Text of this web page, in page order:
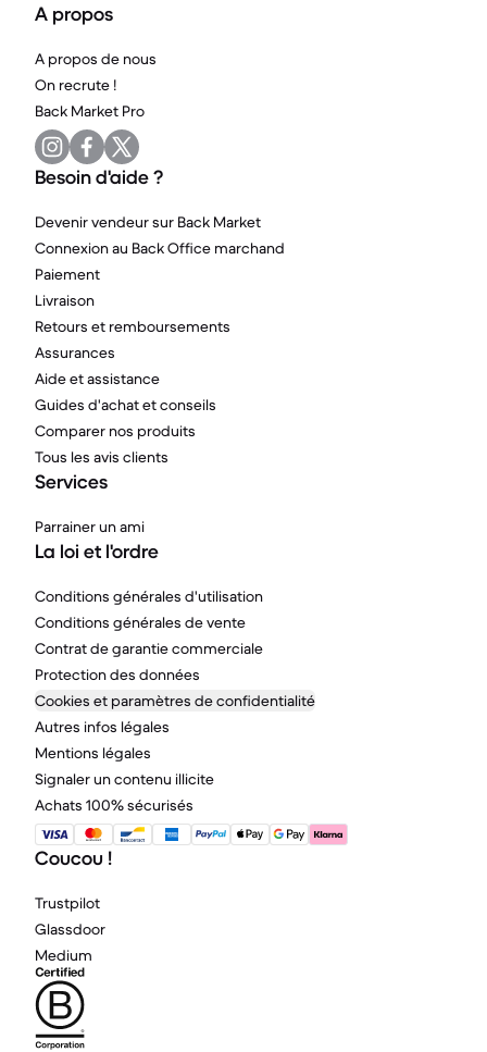
A propos
A propos de nous
On recrute !
Back Market Pro
Besoin d'aide ?
Devenir vendeur sur Back Market
Connexion au Back Office marchand
Paiement
Livraison
Retours et remboursements
Assurances
Aide et assistance
Guides d'achat et conseils
Comparer nos produits
Tous les avis clients
Services
Parrainer un ami
La loi et l'ordre
Conditions générales d'utilisation
Conditions générales de vente
Contrat de garantie commerciale
Protection des données
Cookies et paramètres de confidentialité
Autres infos légales
Mentions légales
Signaler un contenu illicite
Achats 100% sécurisés
Coucou !
Trustpilot
Glassdoor
Medium